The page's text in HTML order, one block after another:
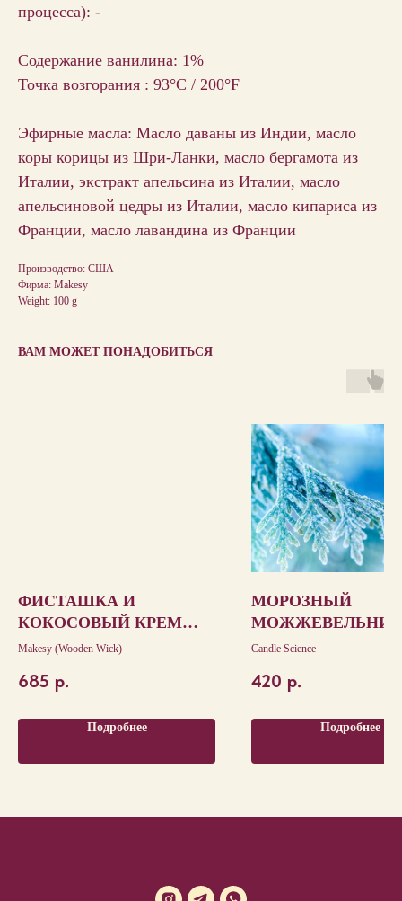
процесса): -
Содержание ванилина: 1%
Точка возгорания : 93°C / 200°F
Эфирные масла: Масло даваны из Индии, масло
коры корицы из Шри-Ланки, масло бергамота из
Италии, экстракт апельсина из Италии, масло
апельсиновой цедры из Италии, масло кипариса из
Франции, масло лавандина из Франции
Производство: США
Фирма: Makesy
Weight: 100 g
ВАМ МОЖЕТ ПОНАДОБИТЬСЯ
ФИСТАШКА И
КОКОСОВЫЙ КРЕМ
/PISTACHIO DREAM &
Makesy (Wooden Wick)
685 р.
Подробнее
МОРОЗНЫЙ
МОЖЖЕВЕЛЬНИК/
STED JUNIPER
Candle Science
420 р.
Подробнее